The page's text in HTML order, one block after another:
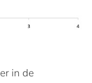
in de